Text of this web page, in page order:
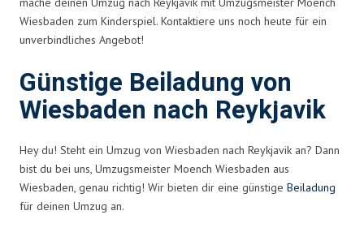
Wiesbaden zum Kinderspiel. Kontaktiere uns noch heute für ein
unverbindliches Angebot!
Günstige Beiladung von
Wiesbaden nach Reykjavik
Hey du! Steht ein Umzug von Wiesbaden nach Reykjavik an? Dann
bist du bei uns, Umzugsmeister Moench Wiesbaden aus
Wiesbaden, genau richtig! Wir bieten dir eine günstige Beiladung
für deinen Umzug an.